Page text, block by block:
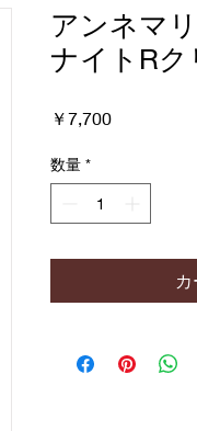
アンネマ
ナイトR
￥7,700価
数量 *